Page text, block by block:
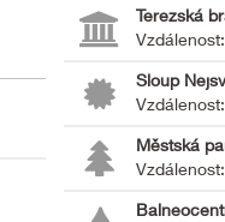
Terezská
Sloup
Městská